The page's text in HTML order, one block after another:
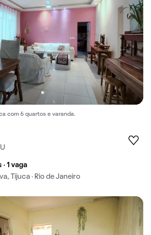
com 6 quartos e varanda.
1 vaga
Tijuca · Rio de Janeiro